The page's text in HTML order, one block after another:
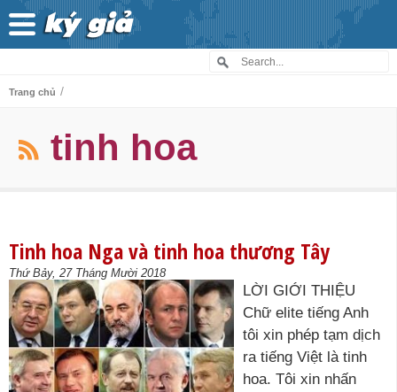
Trang chủ /
tinh hoa
Tinh hoa Nga và tinh hoa thương Tây
Thứ Bảy, 27 Tháng Mười 2018
LỜI GIỚI THIỆU
Chữ elite tiếng Anh
tôi xin phép tạm dịch
ra tiếng Việt là tinh
hoa. Tôi xin nhấn